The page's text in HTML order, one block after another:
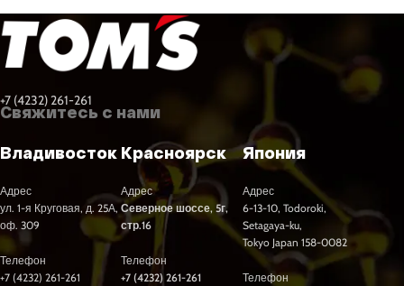
+7 (4232) 261-261
Свяжитесь с нами
Владивосток
Адрес
ул. 1-я Круговая, д. 25А,
оф. 309
Телефон
+7 (4232) 261-261
Красноярск
Адрес
Северное шоссе, 5г,
стр.16
Телефон
+7 (4232) 261-261
Япония
Адрес
6-13-10, Todoroki,
Setagaya-ku,
Tokyo Japan 158-0082
Телефон